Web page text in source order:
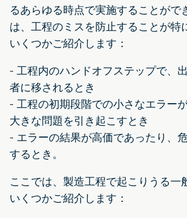
るあらゆる時点で実施することがで
は、工程のミスを防止することが特
いくつかご紹介します：
- 工程内のハンドオフステップで、
者に移されるとき
- 工程の初期段階での小さなエラー
大きな問題を引き起こすとき
- エラーの結果が高価であったり、
するとき。
ここでは、製造工程で起こりうる一
いくつかご紹介します：